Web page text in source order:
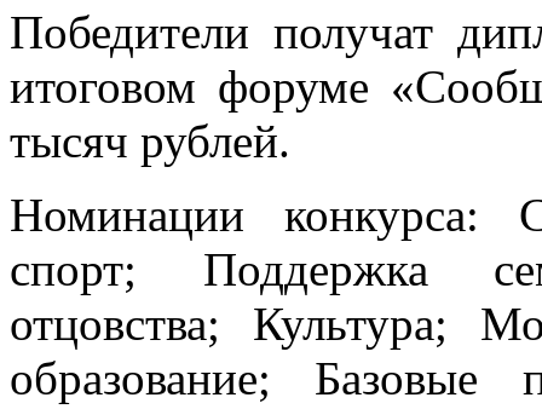
Победители получат
итоговом форуме
тысяч рублей.
Номинации
спорт; Поддержка
отцовства; Культура;
образование;